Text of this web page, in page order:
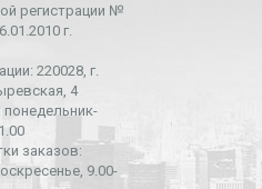
регистрации №
г.
220028, г.
4
заказов:
9.00-